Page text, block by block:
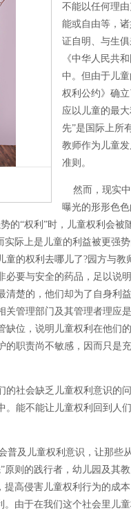
不能以任何理
能或自由等，
证自明、与生
《中华人民共
中。但由于儿
权利公约》确
应以儿童的最
先”是国际上所
教师作为儿童
准则。
然而，现实中
曝光的形形色
的“权利”时，儿童权利会
际上是儿童的利益被更强
的权利去哪儿了?园方与
必要与安全的药品，足以说
清楚的，他们却为了自身利
关管理部门及其管理者理应
位，说明儿童权利在他们
的职责尚不敏感，因而只是
社会缺乏儿童权利意识的
。能不能让儿童权利回到人
及儿童权利意识，让那些
原则的践行者，幼儿园及其
提高侵害儿童权利行为的成
。由于在我们这个社会里儿